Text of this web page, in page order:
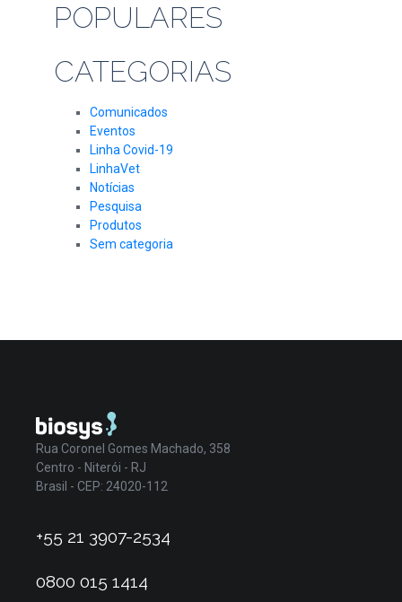
POPULARES
CATEGORIAS
Comunicados
Eventos
Linha Covid-19
LinhaVet
Notícias
Pesquisa
Produtos
Sem categoria
Rua Coronel Gomes Machado, 358
Centro - Niterói - RJ
Brasil - CEP: 24020-112
+55 21 3907-2534
0800 015 1414